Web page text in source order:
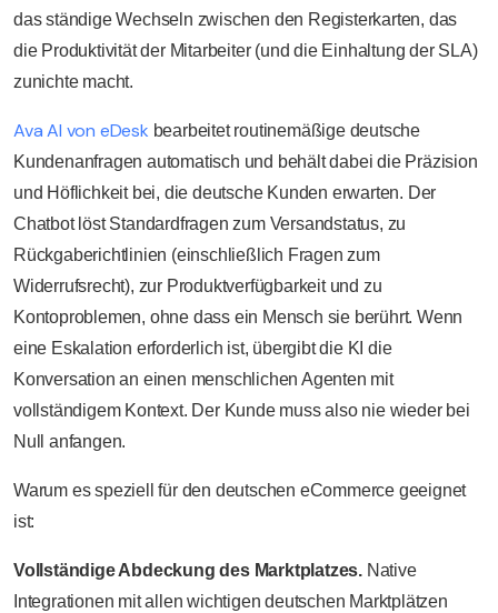
das ständige Wechseln zwischen den Registerkarten, das
die Produktivität der Mitarbeiter (und die Einhaltung der SLA)
zunichte macht.
Ava AI von eDesk bearbeitet routinemäßige deutsche
Kundenanfragen automatisch und behält dabei die Präzision
und Höflichkeit bei, die deutsche Kunden erwarten. Der
Chatbot löst Standardfragen zum Versandstatus, zu
Rückgaberichtlinien (einschließlich Fragen zum
Widerrufsrecht), zur Produktverfügbarkeit und zu
Kontoproblemen, ohne dass ein Mensch sie berührt. Wenn
eine Eskalation erforderlich ist, übergibt die KI die
Konversation an einen menschlichen Agenten mit
vollständigem Kontext. Der Kunde muss also nie wieder bei
Null anfangen.
Warum es speziell für den deutschen eCommerce geeignet
ist:
Vollständige Abdeckung des Marktplatzes. Native
Integrationen mit allen wichtigen deutschen Marktplätzen